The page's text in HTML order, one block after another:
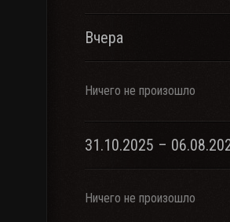
Вчера
Ничего не произошло
31.10.2025 –
Ничего не произошло